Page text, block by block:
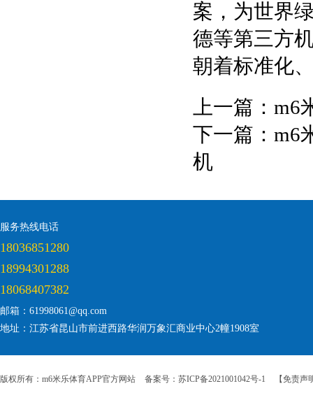
案，为世界
德等第三方
朝着标准化
上一篇： m6
下一篇： m6
机
服务热线电话
18036851280
18994301288
18068407382
邮箱：61998061@qq.com
地址：江苏省昆山市前进西路华润万象汇商业中心2幢1908室
版权所有：m6米乐体育APP官方网站 备案号：苏ICP备2021001042号-1 【免责声